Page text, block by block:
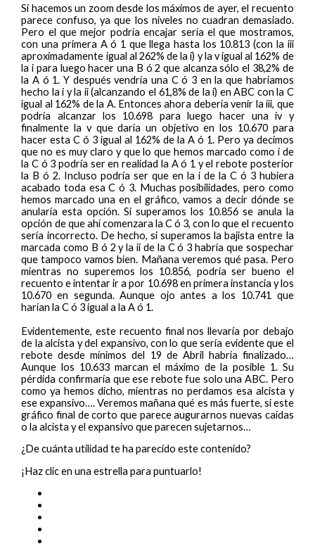
Si hacemos un zoom desde los máximos de ayer, el recuento
parece confuso, ya que los niveles no cuadran demasiado.
Pero el que mejor podría encajar sería el que mostramos,
con una primera A ó 1 que llega hasta los 10.813 (con la iii
aproximadamente igual al 262% de la i) y la v igual al 162% de
la i para luego hacer una B ó 2 que alcanza sólo el 38,2% de
la A ó 1. Y después vendría una C ó 3 en la que habríamos
hecho la i y la ii (alcanzando el 61,8% de la i) en ABC con la C
igual al 162% de la A. Entonces ahora debería venir la iii, que
podría alcanzar los 10.698 para luego hacer una iv y
finalmente la v que daría un objetivo en los 10.670 para
hacer esta C ó 3 igual al 162% de la A ó 1. Pero ya decimos
que no es muy claro y que lo que hemos marcado como i de
la C ó 3 podría ser en realidad la A ó 1 y el rebote posterior
la B ó 2. Incluso podría ser que en la i de la C ó 3 hubiera
acabado toda esa C ó 3. Muchas posibilidades, pero como
hemos marcado una en el gráfico, vamos a decir dónde se
anularía esta opción. Si superamos los 10.856 se anula la
opción de que ahí comenzara la C ó 3, con lo que el recuento
sería incorrecto. De hecho, si superamos la bajista entre la
marcada como B ó 2 y la ii de la C ó 3 habría que sospechar
que tampoco vamos bien. Mañana veremos qué pasa. Pero
mientras no superemos los 10.856, podría ser bueno el
recuento e intentar ir a por 10.698 en primera instancia y los
10.670 en segunda. Aunque ojo antes a los 10.741 que
harían la C ó 3 igual a la A ó 1.
Evidentemente, este recuento final nos llevaría por debajo
de la alcista y del expansivo, con lo que sería evidente que el
rebote desde mínimos del 19 de Abril habría finalizado…
Aunque los 10.633 marcan el máximo de la posible 1. Su
pérdida confirmaría que ese rebote fue solo una ABC. Pero
como ya hemos dicho, mientras no perdamos esa alcista y
ese expansivo…. Veremos mañana qué es más fuerte, si este
gráfico final de corto que parece augurarnos nuevas caídas
o la alcista y el expansivo que parecen sujetarnos…
¿De cuánta utilidad te ha parecido este contenido?
¡Haz clic en una estrella para puntuarlo!